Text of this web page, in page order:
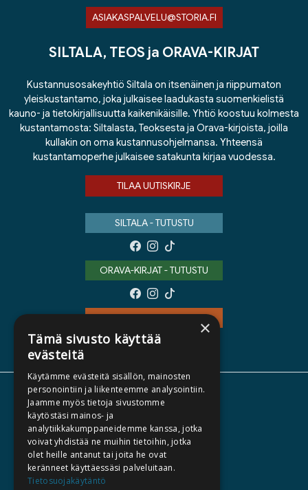
ASIAKASPALVELU@STORIA.FI
SILTALA, TEOS ja ORAVA-KIRJAT
Kustannusosakeyhtiö Siltala on itsenäinen ja riippumaton
yleiskustantamo, joka julkaisee laadukasta suomenkielistä
kauno- ja tietokirjallisuutta kaikenikäisille. Yhtiö koostuu kolmesta
kustantamosta: Siltalasta, Teoksesta ja Orava-kirjoista, joilla
kullakin on oma kustannusohjelmansa. Yhteensä
kustantamoperhe julkaisee satakunta kirjaa vuodessa.
TILAA UUTISKIRJE
SILTALA - TUTUSTU
ORAVA-KIRJAT - TUTUSTU
TEOS - TUTUSTU
TIETOA MEISTÄ
KATALOGIT
AJANKOHTAISTA
×
Tämä sivusto käyttää
evästeitä
Käytämme evästeitä sisällön, mainosten
personointiin ja liikenteemme analysointiin.
Jaamme myös tietoja sivustomme
käytöstäsi mainos- ja
analytiikkakumppaneidemme kanssa, jotka
voivat yhdistää ne muihin tietoihin, jotka
olet heille antanut tai joita he ovat
keränneet käyttäessäsi palveluitaan.
Tietosuojakäytäntö